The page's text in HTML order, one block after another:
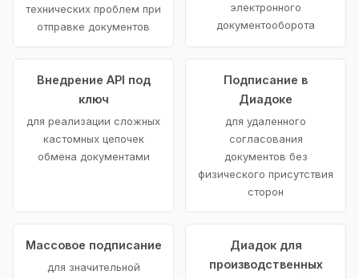
технических проблем при
отправке документов
электронного
документооборота
Внедрение API под
ключ
для реализации сложных
кастомных цепочек
обмена документами
Подписание в
Диадоке
для удаленного
согласования
документов без
физического присутствия
сторон
Массовое подписание
для значительной
Диадок для
производственных